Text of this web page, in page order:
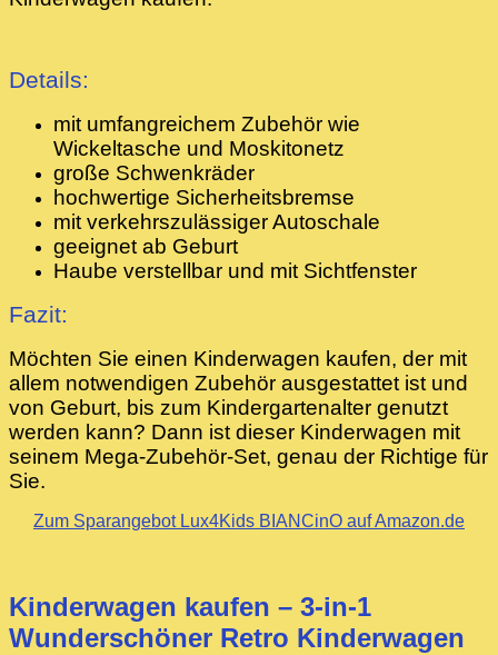
Details:
mit umfangreichem Zubehör wie
Wickeltasche und Moskitonetz
große Schwenkräder
hochwertige Sicherheitsbremse
mit verkehrszulässiger Autoschale
geeignet ab Geburt
Haube verstellbar und mit Sichtfenster
Fazit:
Möchten Sie einen Kinderwagen kaufen, der mit
allem notwendigen Zubehör ausgestattet ist und
von Geburt, bis zum Kindergartenalter genutzt
werden kann? Dann ist dieser Kinderwagen mit
seinem Mega-Zubehör-Set, genau der Richtige für
Sie.
Zum Sparangebot Lux4Kids BIANCinO auf Amazon.de
Kinderwagen kaufen – 3-in-1
Wunderschöner Retro Kinderwagen